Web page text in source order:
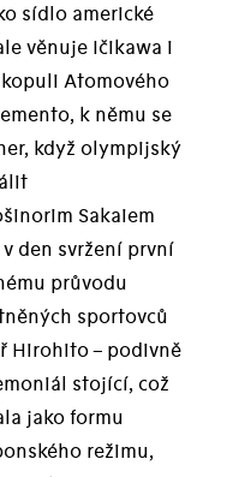
sídlo americké
věnuje Ičikawa i
Atomového
k němu se
když olympijský
Sakaiem
den svržení první
průvodu
sportovců
Hirohito – podivně
stojící, což
jako formu
režimu,